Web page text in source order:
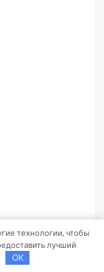
технологии, чтобы
лучший
OK